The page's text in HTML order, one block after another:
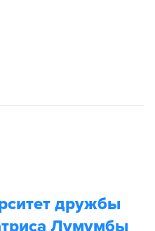
дружбы
Лумумбы